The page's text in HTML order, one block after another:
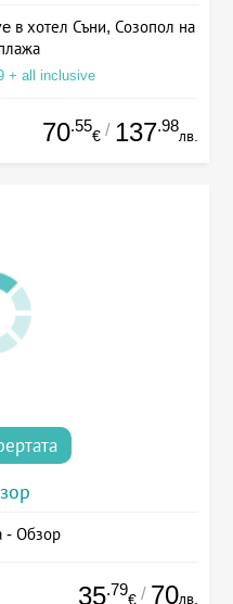
в хотел Съни, Созопол на
+ all inclusive
70.55
€ / 137.98
лв.
- Обзор
35.79
€ / 70лв.